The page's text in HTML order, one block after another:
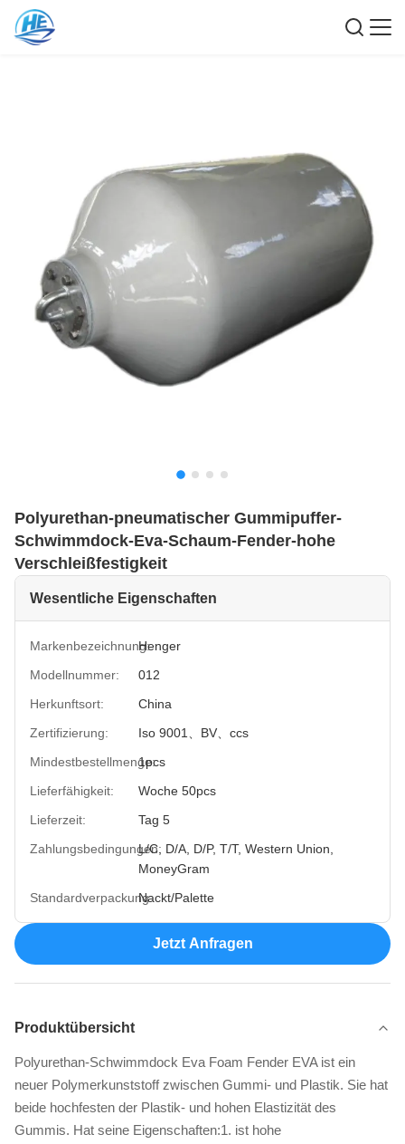
Polyurethan-pneumatischer Gummipuffer-
Schwimmdock-Eva-Schaum-Fender-hohe
Verschleißfestigkeit
Wesentliche Eigenschaften
Markenbezeichnung:Henger
Modellnummer:
012
Herkunftsort:
China
Zertifizierung:
Iso 9001、BV、ccs
Mindestbestellmenge:
1pcs
Lieferfähigkeit:
Woche 50pcs
Lieferzeit:
Tag 5
Zahlungsbedingungen:L/C, D/A, D/P, T/T, Western Union,
MoneyGram
Standardverpackung:Nackt/Palette
Jetzt Anfragen
Produktübersicht
Polyurethan-Schwimmdock Eva Foam Fender EVA ist ein
neuer Polymerkunststoff zwischen Gummi- und Plastik. Sie hat
beide hochfesten der Plastik- und hohen Elastizität des
Gummis. Hat seine Eigenschaften:1. ist hohe